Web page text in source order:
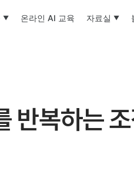
온라인 AI 교육 자료실
반복하는